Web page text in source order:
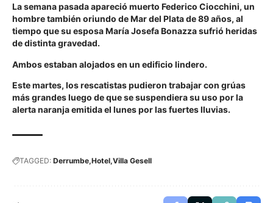
La semana pasada apareció muerto Federico Ciocchini, un
hombre también oriundo de Mar del Plata de 89 años, al
tiempo que su esposa María Josefa Bonazza sufrió heridas
de distinta gravedad.
Ambos estaban alojados en un edificio lindero.
Este martes, los rescatistas pudieron trabajar con grúas
más grandes luego de que se suspendiera su uso por la
alerta naranja emitida el lunes por las fuertes lluvias.
TAGGED: Derrumbe Hotel Villa Gesell